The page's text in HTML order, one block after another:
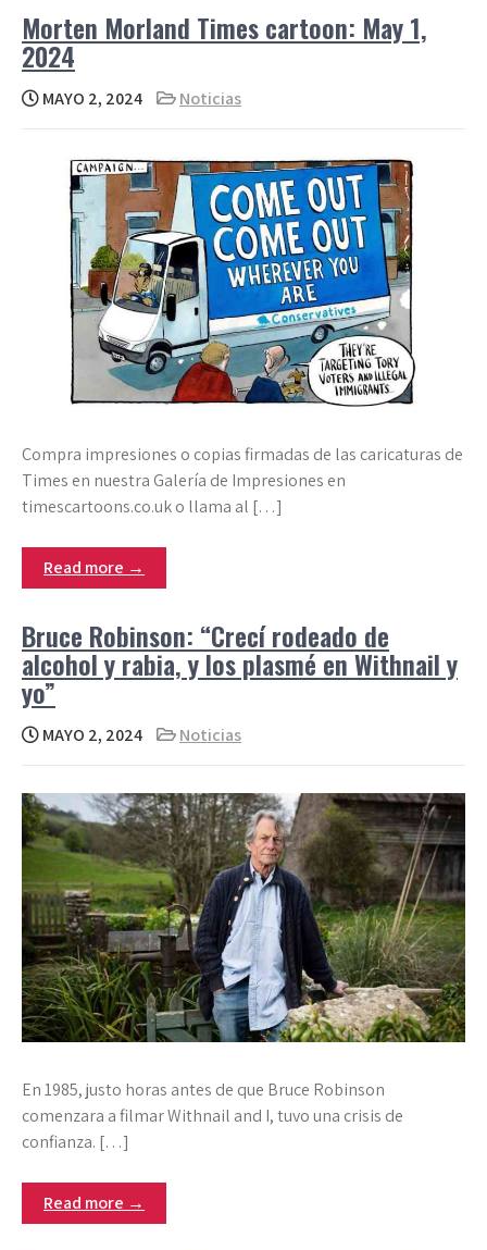
Morten Morland Times cartoon: May 1,
2024
MAYO 2, 2024 Noticias
Compra impresiones o copias firmadas de las caricaturas de
Times en nuestra Galería de Impresiones en
timescartoons.co.uk o llama al […]
Read more →
Bruce Robinson: “Crecí rodeado de
alcohol y rabia, y los plasmé en Withnail y
yo”
MAYO 2, 2024 Noticias
En 1985, justo horas antes de que Bruce Robinson
comenzara a filmar Withnail and I, tuvo una crisis de
confianza. […]
Read more →